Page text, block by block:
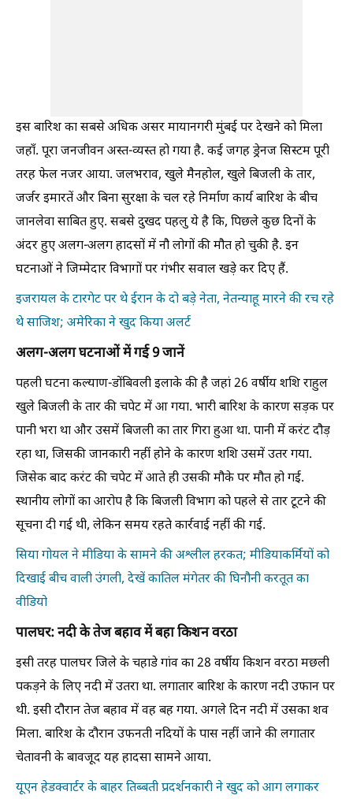
इस बारिश का सबसे अधिक असर मायानगरी मुंबई पर देखने को मिला
जहाँ. पूरा जनजीवन अस्त-व्यस्त हो गया है. कई जगह ड्रेनज सिस्टम पूरी
तरह फेल नजर आया. जलभराव, खुले मैनहोल, खुले बिजली के तार,
जर्जर इमारतें और बिना सुरक्षा के चल रहे निर्माण कार्य बारिश के बीच
जानलेवा साबित हुए. सबसे दुखद पहलु ये है कि, पिछले कुछ दिनों के
अंदर हुए अलग-अलग हादसों में नौ लोगों की मौत हो चुकी है. इन
घटनाओं ने जिम्मेदार विभागों पर गंभीर सवाल खड़े कर दिए हैं.
इजरायल के टारगेट पर थे ईरान के दो बड़े नेता, नेतन्याहू मारने की रच रहे
थे साजिश; अमेरिका ने खुद किया अलर्ट
अलग-अलग घटनाओं में गई 9 जानें
पहली घटना कल्याण-डोंबिवली इलाके की है जहां 26 वर्षीय शशि राहुल
खुले बिजली के तार की चपेट में आ गया. भारी बारिश के कारण सड़क पर
पानी भरा था और उसमें बिजली का तार गिरा हुआ था. पानी में करंट दौड़
रहा था, जिसकी जानकारी नहीं होने के कारण शशि उसमें उतर गया.
जिसेक बाद करंट की चपेट में आते ही उसकी मौके पर मौत हो गई.
स्थानीय लोगों का आरोप है कि बिजली विभाग को पहले से तार टूटने की
सूचना दी गई थी, लेकिन समय रहते कार्रवाई नहीं की गई.
सिया गोयल ने मीडिया के सामने की अश्लील हरकत; मीडियाकर्मियों को
दिखाई बीच वाली उंगली, देखें कातिल मंगेतर की घिनौनी करतूत का
वीडियो
पालघर: नदी के तेज बहाव में बहा किशन वरठा
इसी तरह पालघर जिले के चहाडे गांव का 28 वर्षीय किशन वरठा मछली
पकड़ने के लिए नदी में उतरा था. लगातार बारिश के कारण नदी उफान पर
थी. इसी दौरान तेज बहाव में वह बह गया. अगले दिन नदी में उसका शव
मिला. बारिश के दौरान उफनती नदियों के पास नहीं जाने की लगातार
चेतावनी के बावजूद यह हादसा सामने आया.
यूएन हेडक्वार्टर के बाहर तिब्बती प्रदर्शनकारी ने खुद को आग लगाकर